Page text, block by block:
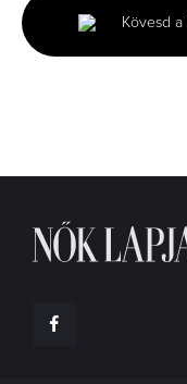
minutes,
51
seconds
Kövesd a